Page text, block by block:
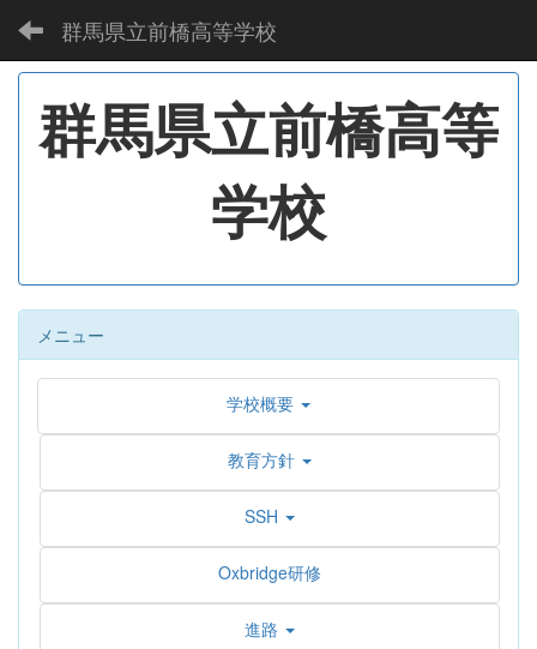
群馬県立前橋高等学校
群馬県立前橋高等
学校
メニュー
学校概要
教育方針
SSH
Oxbridge研修
進路